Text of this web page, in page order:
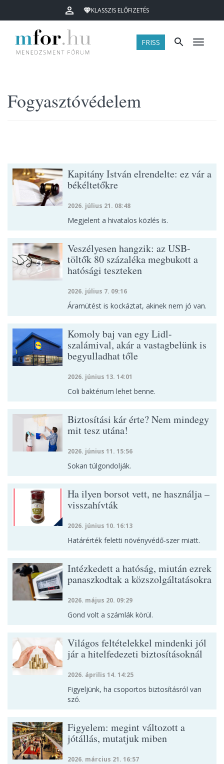
KLASSZIS ELŐFIZETÉS
FRISS Menü
Fogyasztóvédelem
Kapitány István elrendelte: ez vár a
békéltetőkre
2026. július 21. 08:48
Megjelent a hivatalos közlés is.
Veszélyesen hangzik: az USB-
töltők 80 százaléka megbukott a
hatósági teszteken
2026. július 7. 09:16
Áramütést is kockáztat, akinek nem jó van.
Komoly baj van egy Lidl-
szalámival, akár a vastagbelünk is
begyulladhat tőle
2026. június 13. 14:01
Coli baktérium lehet benne.
Biztosítási kár érte? Nem mindegy
mit tesz utána!
2026. június 11. 15:56
Sokan túlgondolják.
Ha ilyen borsot vett, ne használja –
visszahívták
2026. június 10. 16:13
Határérték feletti növényvédő-szer miatt.
Intézkedett a hatóság, miután ezrek
panaszkodtak a közszolgáltatásokra
2026. május 20. 09:29
Gond volt a számlák körül.
Világos feltételekkel mindenki jól
jár a hitelfedezeti biztosításoknál
2026. április 14. 14:25
Figyeljünk, ha csoportos biztosításról van
szó.
Figyelem: megint változott a
jótállás, mutatjuk miben
2026. március 21. 16:57